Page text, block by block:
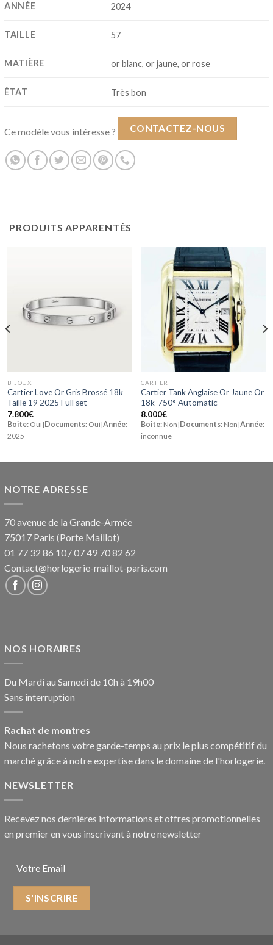
ANNÉE 2024
TAILLE 57
MATIÈRE or blanc, or jaune, or rose
ÉTAT Très bon
Ce modèle vous intéresse ? CONTACTEZ-NOUS
PRODUITS APPARENTÉS
BIJOUX
Cartier Love Or Gris Brossé 18k
Taille 19 2025 Full set
7.800€
Boite: Oui| Documents: Oui|Année:
2025
CARTIER
Cartier Tank Anglaise Or Jaune Or
18k-750° Automatic
8.000€
Boite: Non| Documents: Non|Année:
inconnue
NOTRE ADRESSE
70 avenue de la Grande-Armée
75017 Paris (Porte Maillot)
01 77 32 86 10 /07 49 70 82 62
Contact@horlogerie-maillot-paris.com
NOS HORAIRES
Du Mardi au Samedi de 10h à 19h00
Sans interruption
Rachat de montres
Nous rachetons votre garde-temps au prix le plus compétitif du
marché grâce à notre expertise dans le domaine de l'horlogerie.
NEWSLETTER
Recevez nos dernières informations et offres promotionnelles
en premier en vous inscrivant à notre newsletter